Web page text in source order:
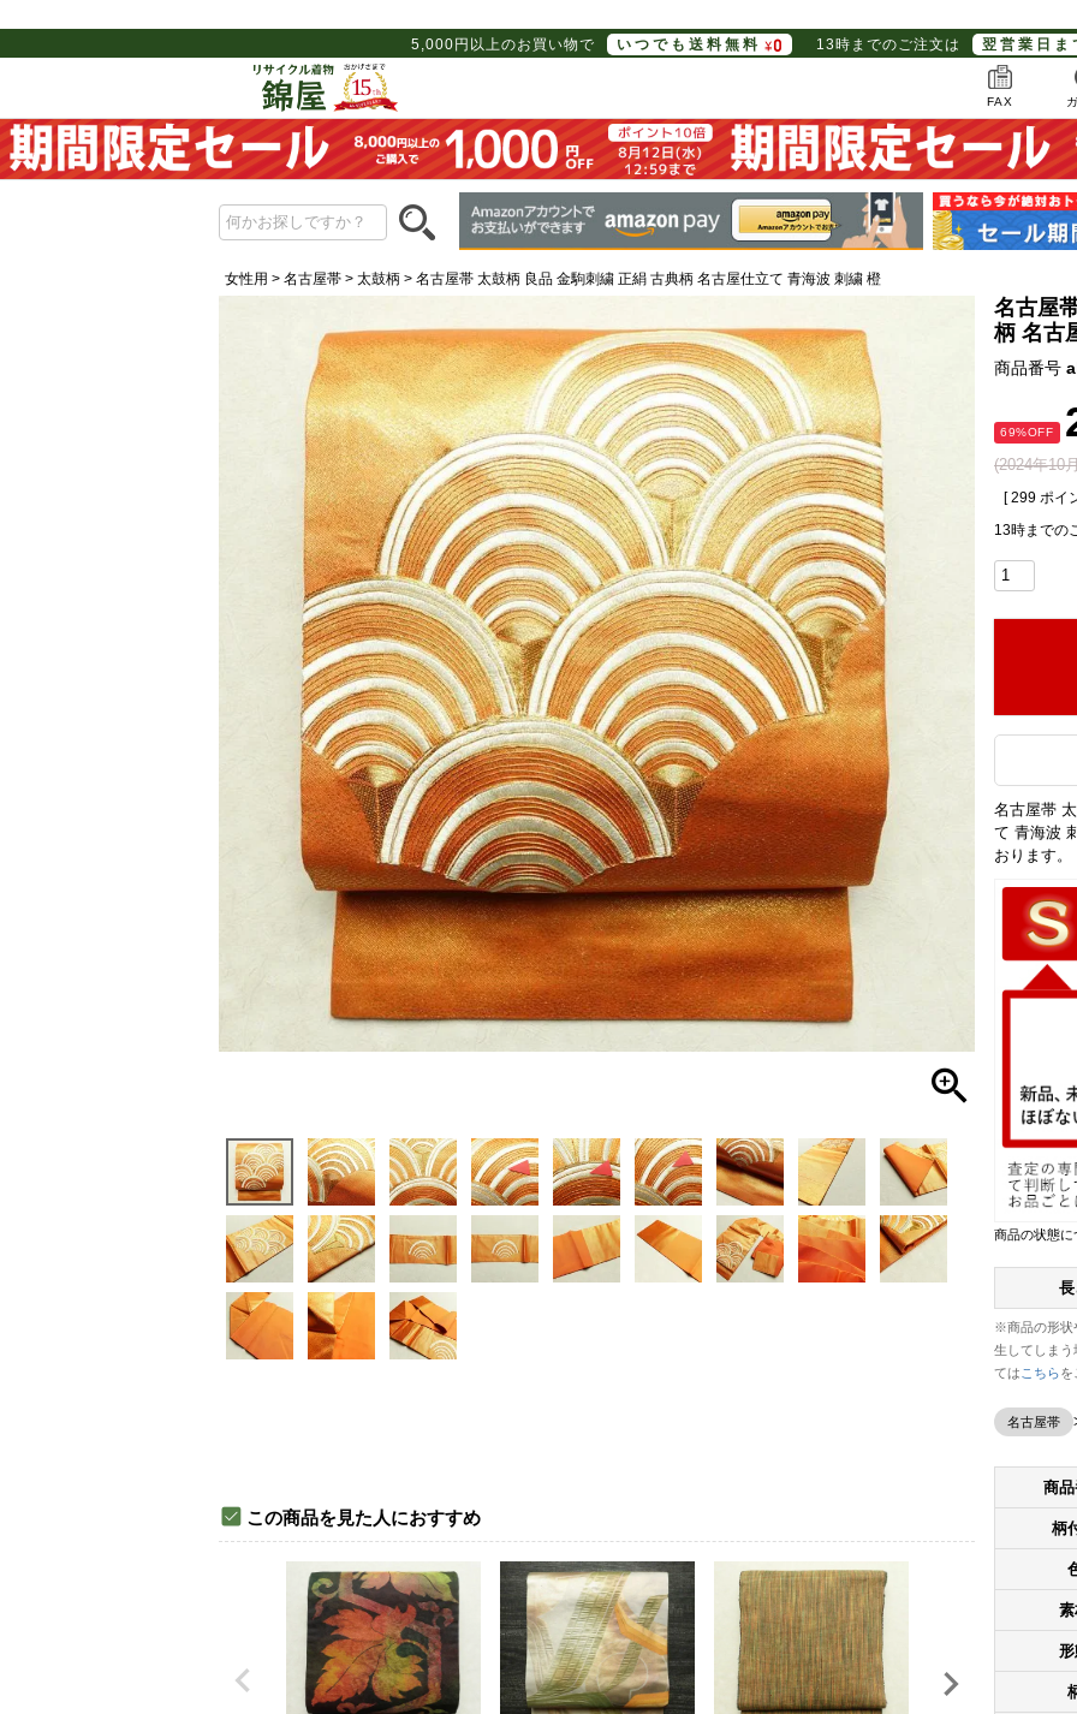
5,000円以上のお買い物で いつでも送料無料 13時までのご注文は 翌営業日
FAX
女性用 名古屋帯 太鼓柄 名古屋帯 太鼓柄 良品 金駒刺繍 正絹 古典柄 名古屋仕立て 青海波 刺繍 橙
名古屋
柄 名古
商品番号
(2024年10
69%OFF
[ 299 ポイ
13時までの
名古屋帯
て 青海波
おります。
商品の状態
※商品の形状
生してしま
ては こちらを
名古屋帯
商
柄
この商品を見た人におすすめ